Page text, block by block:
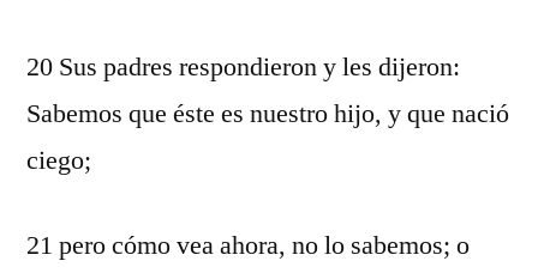
20 Sus padres respondieron y les dijeron:
Sabemos que éste es nuestro hijo, y que nació
ciego;
21 pero cómo vea ahora, no lo sabemos; o